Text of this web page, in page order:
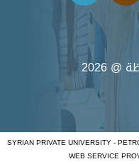
2026
SYRIAN PRIVATE UNIVERSITY -
WEB SERVICE